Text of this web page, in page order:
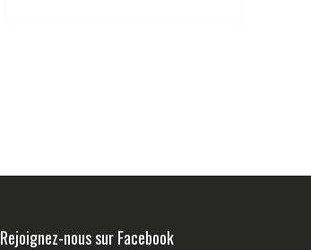
Rejoignez-nous sur Facebook